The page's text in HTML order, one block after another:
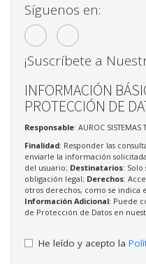
Síguenos en:
¡Suscríbete a
INFORMACIÓN
PROTECCIÓN DE
Responsable: AUROC SISTEMAS
Finalidad: Responder las
enviarle la información
del usuario; Destinatarios: Solo
obligación legal; Derechos:
otros derechos, como se indica
Información Adicional: Puede
de Protección de Datos en
He leído y acepto la